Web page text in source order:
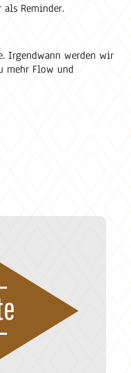
als Reminder.
Irgendwann werden wir
mehr Flow und